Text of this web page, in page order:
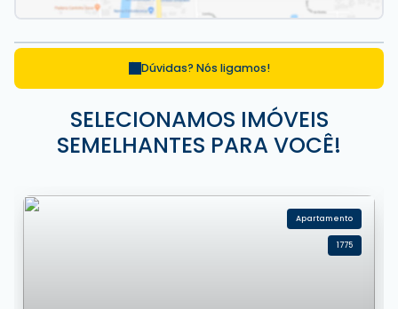
Dúvidas? Nós ligamos!
SELECIONAMOS IMÓVEIS
SEMELHANTES PARA VOCÊ!
Apartamento
1775